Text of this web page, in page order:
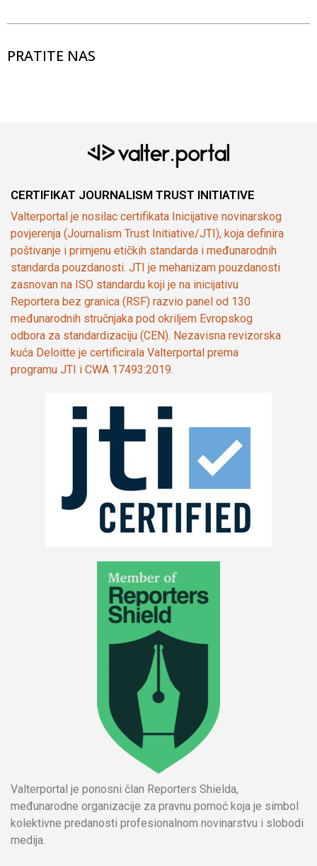
PRATITE NAS
CERTIFIKAT JOURNALISM TRUST INITIATIVE
Valterportal je nosilac certifikata Inicijative novinarskog
povjerenja (Journalism Trust Initiative/JTI), koja definira
poštivanje i primjenu etičkih standarda i međunarodnih
standarda pouzdanosti. JTI je mehanizam pouzdanosti
zasnovan na ISO standardu koji je na inicijativu
Reportera bez granica (RSF) razvio panel od 130
međunarodnih stručnjaka pod okriljem Evropskog
odbora za standardizaciju (CEN). Nezavisna revizorska
kuća Deloitte je certificirala Valterportal prema
programu JTI i CWA 17493:2019.
Valterportal je ponosni član Reporters Shielda,
međunarodne organizacije za pravnu pomoć koja je simbol
kolektivne predanosti profesionalnom novinarstvu i slobodi
medija.